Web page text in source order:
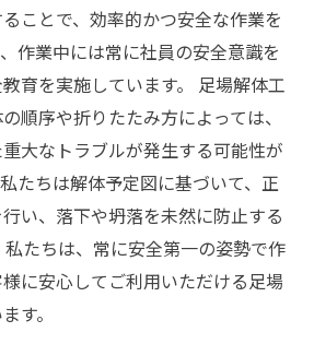
ことで、効率的かつ安全な作業を
作業中には常に社員の安全意識を
育を実施しています。 足場解体工
順序や折りたたみ方によっては、
大なトラブルが発生する可能性が
たちは解体予定図に基づいて、正
い、落下や坍落を未然に防止する
私たちは、常に安全第一の姿勢で作
に安心してご利用いただける足場
す。